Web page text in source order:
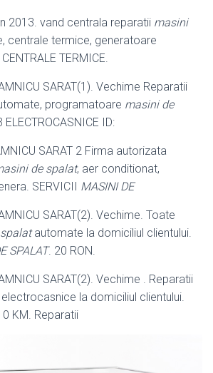
2013. vand centrala reparatii masini
centrale termice, generatoare
TERMICE.
SARAT(1). Vechime Reparatii
programatoare masini de
ID:
SARAT 2 Firma autorizata
de spalat, aer conditionat,
SERVICII MASINI DE
SARAT(2). Vechime. Toate
automate la domiciliul clientului.
SPALAT. 20 RON.
SARAT(2). Vechime . Reparatii
la domiciliul clientului.
KM. Reparatii